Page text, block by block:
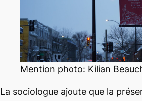
Mention photo: Kilian
La sociologue ajoute que la